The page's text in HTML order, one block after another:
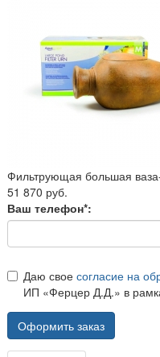
Фильтрующая большая
51 870 руб.
Ваш телефон*:
Даю свое согласие на
ИП «Ферцер Д.Д.» в
Оформить заказ